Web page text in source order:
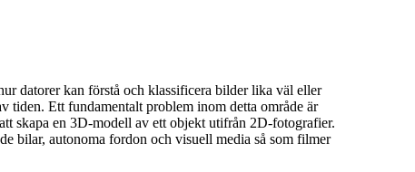
datorer kan förstå och klassificera bilder lika väl eller
tiden. Ett fundamentalt problem inom detta område är
skapa en 3D-modell av ett objekt utifrån 2D-fotografier.
bilar, autonoma fordon och visuell media så som filmer